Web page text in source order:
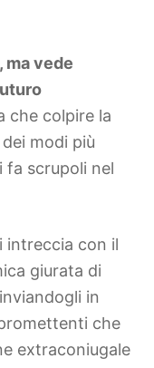
ma vede
che colpire la
modi più
fa scrupoli nel
intreccia con il
giurata di
in
che
extraconiugale